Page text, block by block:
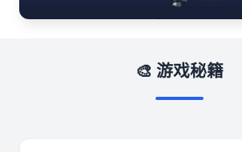
🎨 游戏秘籍